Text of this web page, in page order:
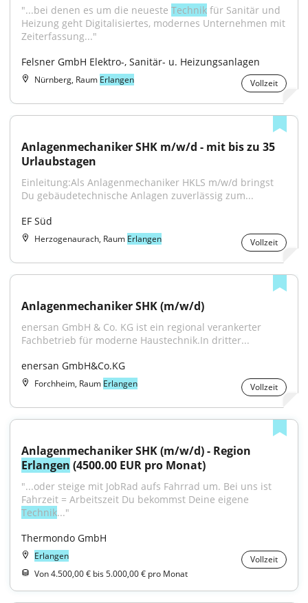
"...bei denen es um die neueste Technik für Sanitär und
Heizung geht Digitalisiertes, modernes Unternehmen mit
Zeiterfassung..."
Felsner GmbH Elektro-, Sanitär- u. Heizungsanlagen
Nürnberg, Raum Erlangen Vollzeit
Anlagenmechaniker SHK m/w/d - mit bis zu 35
Urlaubstagen
Einleitung:Als Anlagenmechaniker HKLS m/w/d bringst
Du gebäudetechnische Anlagen zuverlässig zum...
EF Süd
Herzogenaurach, Raum Erlangen Vollzeit
Anlagenmechaniker SHK (m/w/d)
enersan GmbH & Co. KG ist ein regional verankerter
Fachbetrieb für moderne Haustechnik.In dritter...
enersan GmbH&Co.KG
Forchheim, Raum Erlangen Vollzeit
Erlangen (4500.00 EUR pro Monat)
"...oder steige mit JobRad aufs Fahrrad um. Bei uns ist
Technik..."
Thermondo GmbH
Erlangen
Vollzeit
Von 4.500,00 € bis 5.000,00 € pro Monat